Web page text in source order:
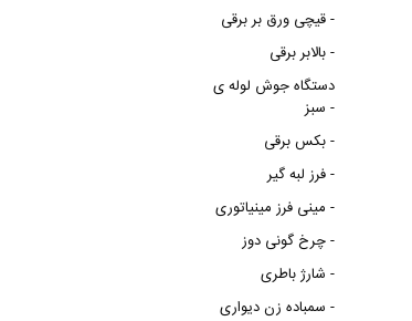
قیچی ورق بر برقی -
بالابر برقی -
دستگاه جوش لوله ی
سبز -
بکس برقی -
فرز لبه گیر -
مینی فرز مینیاتوری -
چرخ گونی دوز -
شارژ باطری -
سمباده زن دیواری -